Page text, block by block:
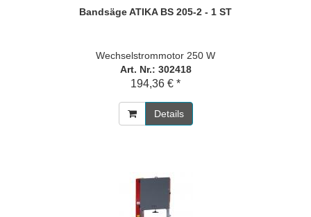
Bandsäge ATIKA BS 205-2 - 1 ST
Wechselstrommotor 250 W
Art. Nr.: 302418
194,36 € *
Details